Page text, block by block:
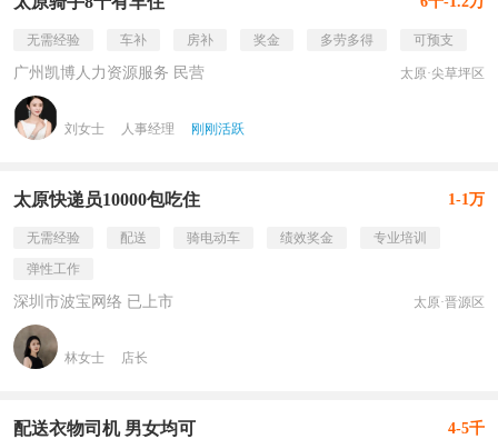
无需经验 车补 房补 奖金 多劳多得 可预支
广州凯博人力资源服务 民营 太原·尖草坪区
刘女士 人事经理 刚刚活跃
太原快递员10000包吃住 1-1万
无需经验 配送 骑电动车 绩效奖金
专业培训
弹性工作
深圳市波宝网络 已上市 太原·晋源区
林女士 店长
配送衣物司机 男女均可 4-5千